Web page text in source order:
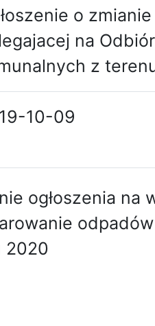
o
na
z
10-09
ogłoszenia na
2020